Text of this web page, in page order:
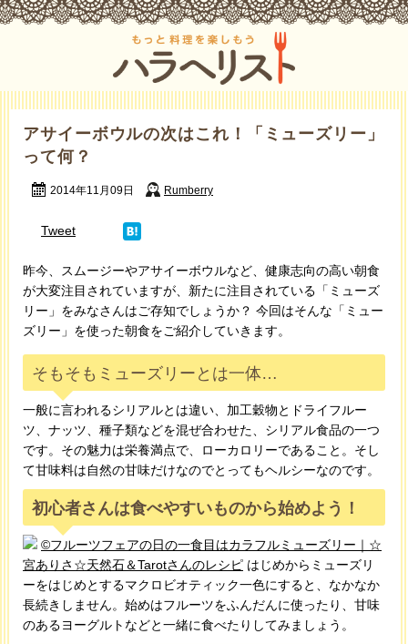
アサイーボウルの次はこれ！「ミューズリー」
って何？
2014年11月09日 Rumberry
Tweet
昨今、スムージーやアサイーボウルなど、健康志向の高い朝食
が大変注目されていますが、新たに注目されている「ミューズ
リー」をみなさんはご存知でしょうか？ 今回はそんな「ミュー
ズリー」を使った朝食をご紹介していきます。
そもそもミューズリーとは一体…
一般に言われるシリアルとは違い、加工穀物とドライフルー
ツ、ナッツ、種子類などを混ぜ合わせた、シリアル食品の一つ
です。その魅力は栄養満点で、ローカロリーであること。そし
て甘味料は自然の甘味だけなのでとってもヘルシーなのです。
初心者さんは食べやすいものから始めよう！
©フルーツフェアの日の一食目はカラフルミューズリー｜☆
宮ありさ☆天然石＆Tarotさんのレシピ はじめからミューズリ
ーをはじめとするマクロビオティック一色にすると、なかなか
長続きしません。始めはフルーツをふんだんに使ったり、甘味
のあるヨーグルトなどと一緒に食べたりしてみましょう。